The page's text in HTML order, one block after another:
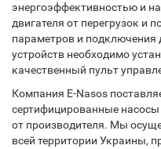
энергоэффективностью и
двигателя от перегрузок и
параметров и подключения
устройств необходимо
качественный пульт
Компания E-Nasos
сертифицированные
от производителя. Мы
всей территории Украины,